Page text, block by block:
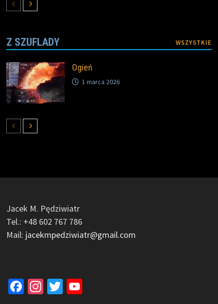
Z SZUFLADY WSZYSTKIE
Ogień
1 marca 2026
Jacek M. Pędziwiatr
Tel.: +48 602 767 786
Mail: jacekmpedziwiatr@gmail.com
Facebook
Instagram
Twitter